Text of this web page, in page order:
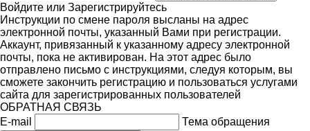
Войдите или Зарегистрируйтесь
Инструкции по смене пароля высланы на адрес
электронной почты, указанный Вами при регистрации.
Аккаунт, привязанный к указанному адресу электронной
почты, пока не активирован. На этот адрес было
отправлено письмо с инструкциями, следуя которым, вы
сможете закончить регистрацию и пользоваться услугами
сайта для зарегистрированных пользователей
ОБРАТНАЯ СВЯЗЬ
E-mail
Тема обращения